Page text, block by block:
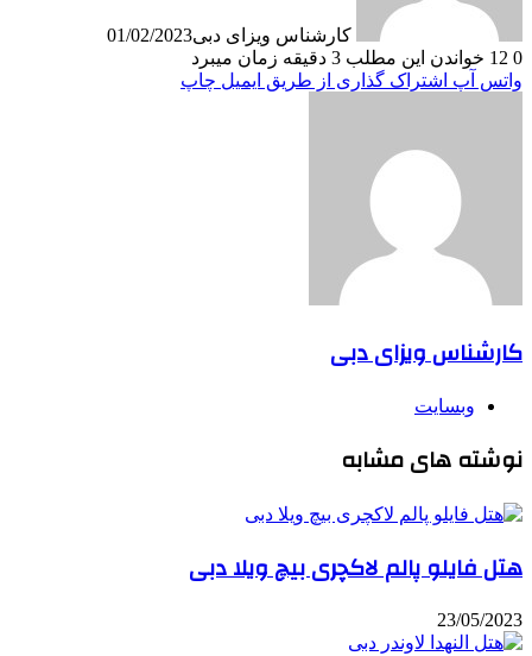
کارشناس ویزای دبی01/02/2023
0
خواندن این مطلب 3 دقیقه زمان میبرد
واتس آپ اشتراک گذاری از طریق ایمیل چاپ
کارشناس ویزای دبی
وبسایت
نوشته های مشابه
هتل فایلو پالم لاکچری بیچ ویلا دبی
23/05/2023